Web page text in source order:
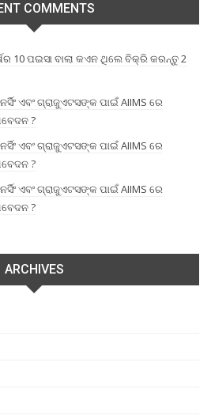
COMMENTS
10 ପଇସା ବାଲା କଏନ ଥିଲେ ବିକ୍ରି କରନ୍ତୁ 2
ନର୍ସିଂ ଏବଂ ଗ୍ରାଜୁଏଟସଙ୍କ ପାଇଁ AIIMS ରେ
?
ନର୍ସିଂ ଏବଂ ଗ୍ରାଜୁଏଟସଙ୍କ ପାଇଁ AIIMS ରେ
?
ନର୍ସିଂ ଏବଂ ଗ୍ରାଜୁଏଟସଙ୍କ ପାଇଁ AIIMS ରେ
?
ARCHIVES